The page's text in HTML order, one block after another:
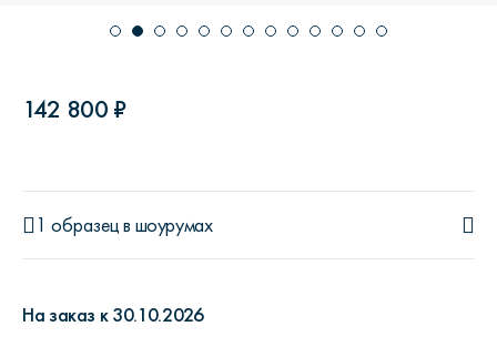
142 800 ₽
1 образецв шоурумах
На заказ к 30.10.2026